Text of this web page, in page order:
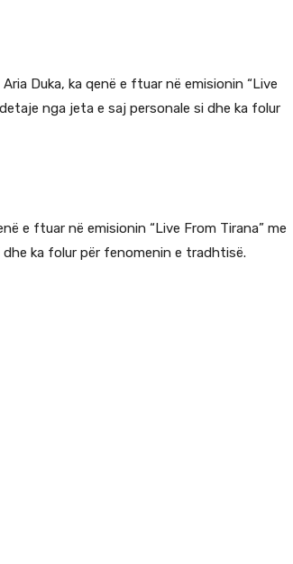
Duka, ka qenë e ftuar në emisionin “Live
nga jeta e saj personale si dhe ka folur
e ftuar në emisionin “Live From Tirana” me
ka folur për fenomenin e tradhtisë.